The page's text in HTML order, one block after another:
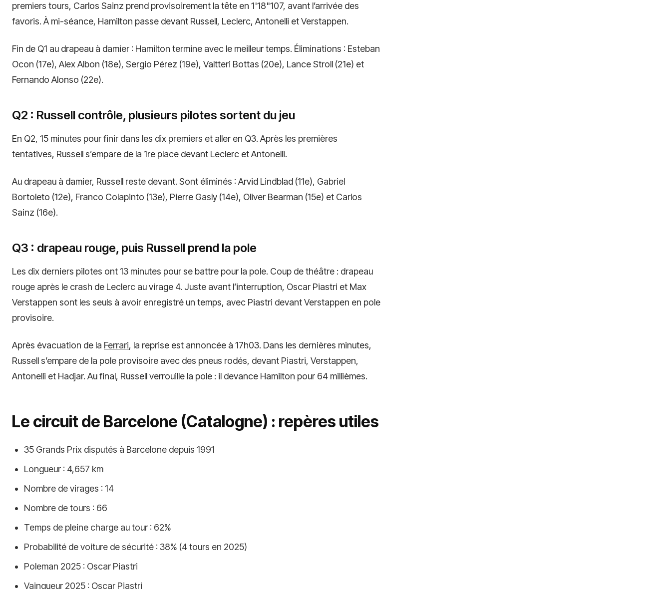
premiers tours, Carlos Sainz prend provisoirement la tête en 1'18"107, avant l’arrivée des
favoris. À mi-séance, Hamilton passe devant Russell, Leclerc, Antonelli et Verstappen.
Fin de Q1 au drapeau à damier : Hamilton termine avec le meilleur temps. Éliminations : Esteban
Ocon (17e), Alex Albon (18e), Sergio Pérez (19e), Valtteri Bottas (20e), Lance Stroll (21e) et
Fernando Alonso (22e).
Q2 : Russell contrôle, plusieurs pilotes sortent du jeu
En Q2, 15 minutes pour finir dans les dix premiers et aller en Q3. Après les premières
tentatives, Russell s’empare de la 1re place devant Leclerc et Antonelli.
Au drapeau à damier, Russell reste devant. Sont éliminés : Arvid Lindblad (11e), Gabriel
Bortoleto (12e), Franco Colapinto (13e), Pierre Gasly (14e), Oliver Bearman (15e) et Carlos
Sainz (16e).
Q3 : drapeau rouge, puis Russell prend la pole
Les dix derniers pilotes ont 13 minutes pour se battre pour la pole. Coup de théâtre : drapeau
rouge après le crash de Leclerc au virage 4. Juste avant l’interruption, Oscar Piastri et Max
Verstappen sont les seuls à avoir enregistré un temps, avec Piastri devant Verstappen en pole
provisoire.
Après évacuation de la Ferrari, la reprise est annoncée à 17h03. Dans les dernières minutes,
Russell s’empare de la pole provisoire avec des pneus rodés, devant Piastri, Verstappen,
Antonelli et Hadjar. Au final, Russell verrouille la pole : il devance Hamilton pour 64 millièmes.
Le circuit de Barcelone (Catalogne) : repères utiles
35 Grands Prix disputés à Barcelone depuis 1991
Longueur : 4,657 km
Nombre de virages : 14
Nombre de tours : 66
Temps de pleine charge au tour : 62%
Probabilité de voiture de sécurité : 38% (4 tours en 2025)
Poleman 2025 : Oscar Piastri
Vainqueur 2025 : Oscar Piastri